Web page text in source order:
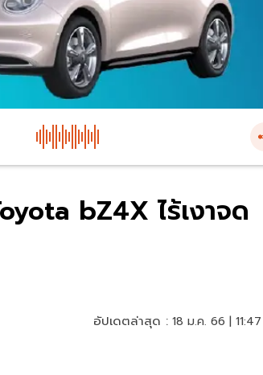
bZ4X ไร้เงาจด
อัปเดตล่าสุด : 18 ม.ค. 66 |